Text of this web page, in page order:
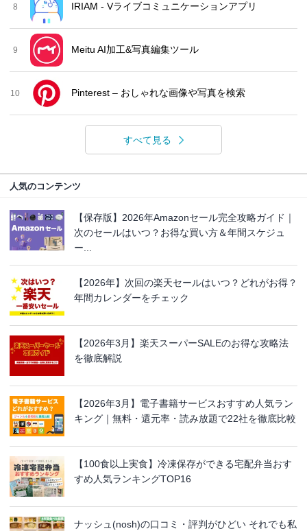
8 IRIAM - Vライブコミュニケーションアプリ
9 Meitu AI加工&写真編集ツール
10 Pinterest – おしゃれな画像や写真を検索
すべて見る
人気のコンテンツ
【保存版】2026年Amazonセール完全攻略ガイド｜
次のセールはいつ？お得な買い方＆年間スケジュ
ー...
【2026年】次回の楽天セールはいつ？どれがお得？
年間カレンダーをチェック
【2026年3月】楽天スーパーSALEのお得な攻略法
を徹底解説
【2026年3月】電子書籍サービスおすすめ人気ラン
キング｜無料・還元率・読み放題で22社を徹底比較
【100食以上実食】冷凍保存ができる宅配弁当おす
すめ人気ランキングTOP16
ナッシュ(nosh)の口コミ・評判がひどい それでも私